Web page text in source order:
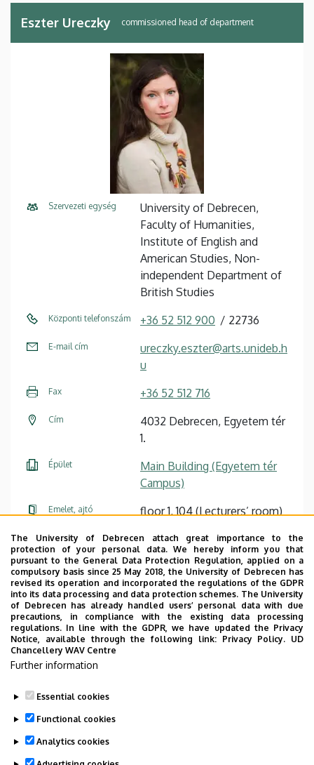
Eszter Ureczky commissioned head of department
Szervezeti egység
University of Debrecen,
Faculty of Humanities,
Institute of English and
American Studies, Non-
independent Department of
British Studies
Központi telefonszám +36 52 512 900 22736
E-mail cím
ureczky.eszter@arts.unideb.h
u
Fax +36 52 512 716
Cím
4032 Debrecen, Egyetem tér
1.
Épület
Main Building (Egyetem tér
Campus)
Emelet, ajtó floor 1, 104 (Lecturers’ room)
Weboldal
Szervezeti weboldal
Weboldal
Tudóstér profil
Leírás
Személyes profil / Personal profile
Last update: 2026. 01. 05. 16:32
The University of Debrecen attach great importance to the
protection of your personal data. We hereby inform you that
pursuant to the General Data Protection Regulation, applied on a
compulsory basis since 25 May 2018, the University of Debrecen has
revised its operation and incorporated the regulations of the GDPR
into its data processing and data protection schemes. The University
of Debrecen has already handled users’ personal data with due
precautions, in compliance with the existing data processing
regulations. In line with the GDPR, we have updated the Privacy
Notice, available through the following link: Privacy Policy. UD
Chancellery WAV Centre
Further information
Essential cookies
Functional cookies
Analytics cookies